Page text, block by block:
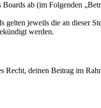
ab (im Folgenden
gelten jeweils die an dieser
werden.
deinen Beitrag im